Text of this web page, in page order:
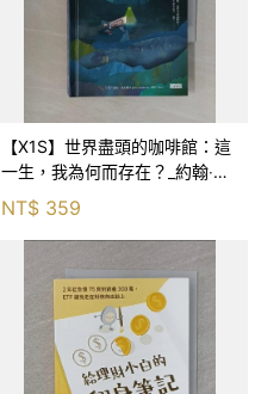
【X1S】世界盡頭的咖啡館：這
一生，我為何而存在？_約翰‧史
崔勒基, Elsa
NT$ 359